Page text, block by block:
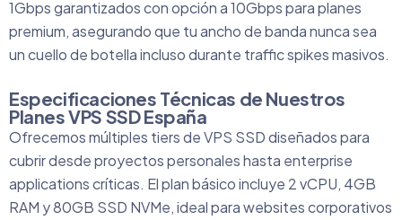
1Gbps garantizados con opción a 10Gbps para planes
premium, asegurando que tu ancho de banda nunca sea
un cuello de botella incluso durante traffic spikes masivos.
Especificaciones Técnicas de Nuestros
Planes VPS SSD España
Ofrecemos múltiples tiers de VPS SSD diseñados para
cubrir desde proyectos personales hasta enterprise
applications críticas. El plan básico incluye 2 vCPU, 4GB
RAM y 80GB SSD NVMe, ideal para websites corporativos